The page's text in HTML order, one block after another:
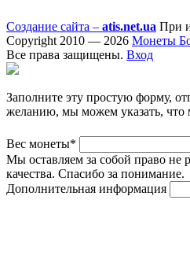
Создание сайта – atis.net.ua При
Copyright 2010 — 2026 Монеты
Все права защищены. Вход
Заполните эту простую форму,
желанию, мы можем указать, что
Вес монеты*
Мы оставляем за собой право не
качества. Спасибо за понимание.
Дополнительная информация